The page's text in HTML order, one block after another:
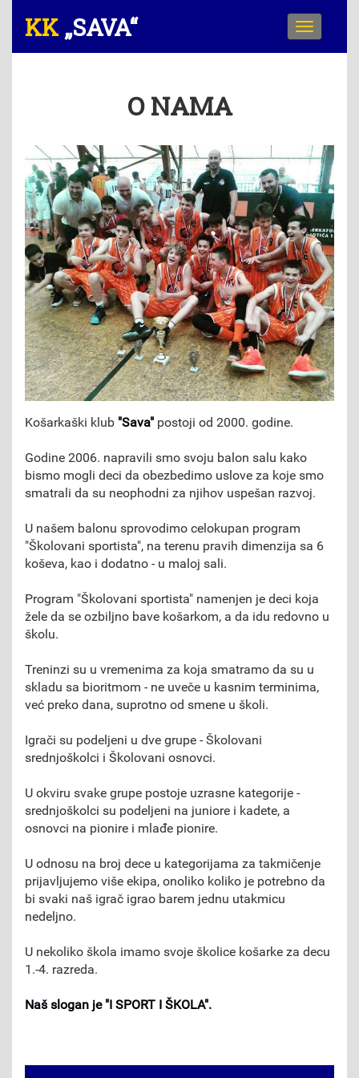
Meni
„SAVA“
O NAMA
Košarkaški klub "Sava" postoji od 2000. godine.
Godine 2006. napravili smo svoju balon salu kako
bismo mogli deci da obezbedimo uslove za koje smo
smatrali da su neophodni za njihov uspešan razvoj.
U našem balonu sprovodimo celokupan program
"Školovani sportista", na terenu pravih dimenzija sa 6
koševa, kao i dodatno - u maloj sali.
Program "Školovani sportista" namenjen je deci koja
žele da se ozbiljno bave košarkom, a da idu redovno u
školu.
Treninzi su u vremenima za koja smatramo da su u
skladu sa bioritmom - ne uveče u kasnim terminima,
već preko dana, suprotno od smene u školi.
Igrači su podeljeni u dve grupe - Školovani
srednjoškolci i Školovani osnovci.
U okviru svake grupe postoje uzrasne kategorije -
srednjoškolci su podeljeni na juniore i kadete, a
osnovci na pionire i mlađe pionire.
U odnosu na broj dece u kategorijama za takmičenje
prijavljujemo više ekipa, onoliko koliko je potrebno da
bi svaki naš igrač igrao barem jednu utakmicu
nedeljno.
U nekoliko škola imamo svoje školice košarke za decu
1.-4. razreda.
Naš slogan je "I SPORT I ŠKOLA".